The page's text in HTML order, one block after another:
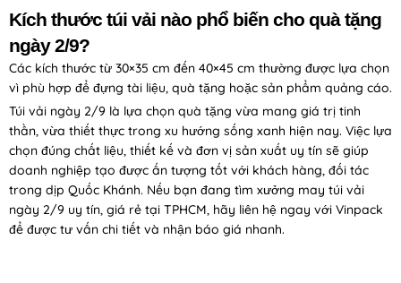
Kích thước túi vải nào phổ biến cho quà tặng
ngày 2/9?
Các kích thước từ 30×35 cm đến 40×45 cm thường được lựa chọn
vì phù hợp để đựng tài liệu, quà tặng hoặc sản phẩm quảng cáo.
Túi vải ngày 2/9 là lựa chọn quà tặng vừa mang giá trị tinh
thần, vừa thiết thực trong xu hướng sống xanh hiện nay. Việc lựa
chọn đúng chất liệu, thiết kế và đơn vị sản xuất uy tín sẽ giúp
doanh nghiệp tạo được ấn tượng tốt với khách hàng, đối tác
trong dịp Quốc Khánh. Nếu bạn đang tìm xưởng may túi vải
ngày 2/9 uy tín, giá rẻ tại TPHCM, hãy liên hệ ngay với Vinpack
để được tư vấn chi tiết và nhận báo giá nhanh.